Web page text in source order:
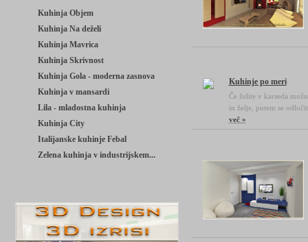
Kuhinja Objem
Kuhinja Na deželi
Kuhinja Mavrica
Kuhinja Skrivnost
Kuhinja Gola - moderna zasnova
Kuhinja v mansardi
Lila - mladostna kuhinja
Kuhinja City
Italijanske kuhinje Febal
Zelena kuhinja v industrijskem...
Kuhinje po meri
Če želite v karseda
in želje, potem se
več »